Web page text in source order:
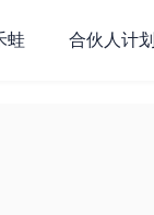
蛙 合伙人计